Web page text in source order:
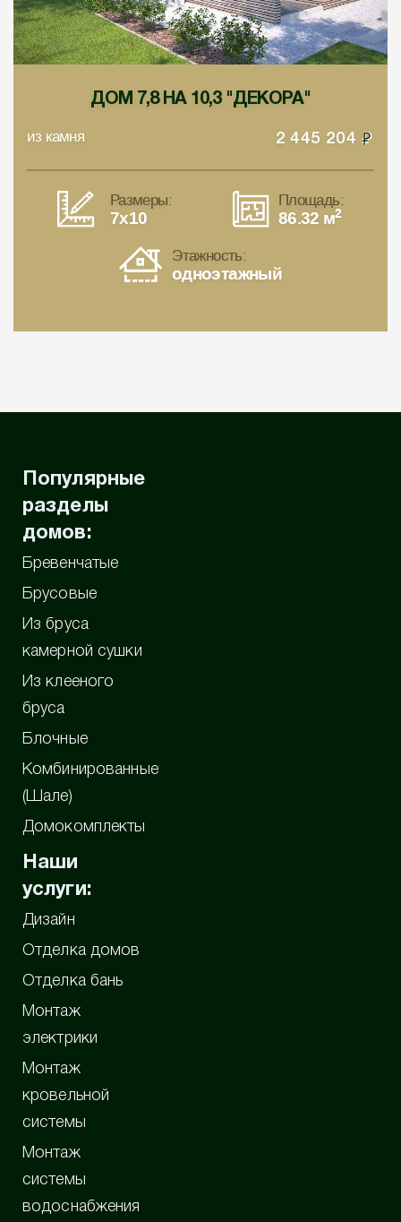
ДОМ 7,8 НА 10,3 "ДЕКОРА"
из камня 2 445 204
Размеры:
7x10
Площадь:
86.32 м2
Этажность:
одноэтажный
Популярные
разделы
домов:
Бревенчатые
Брусовые
Из бруса
камерной сушки
Из клееного
бруса
Блочные
Комбинированные
(Шале)
Домокомплекты
Наши
услуги:
Дизайн
Отделка домов
Отделка бань
Монтаж
электрики
Монтаж
кровельной
системы
Монтаж
системы
водоснабжения